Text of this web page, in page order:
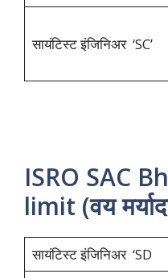
सायंटिस्ट इंजिनिअर ‘SC’
ISRO SAC
limit (वय
सायंटिस्ट इंजिनिअर ‘SD